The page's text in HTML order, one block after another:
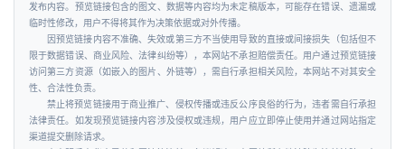
发布内容。预览链接包含的图文、数据等内容均为未定稿版本，可能存在错误、遗漏或
临时性修改，用户不得将其作为决策依据或对外传播。
因预览链接内容不准确、失效或第三方不当使用导致的直接或间接损失（包括但不
限于数据错误、商业风险、法律纠纷等），本网站不承担赔偿责任。用户通过预览链接
访问第三方资源（如嵌入的图片、外链等），需自行承担相关风险，本网站不对其安全
性、合法性负责。
禁止将预览链接用于商业推广、侵权传播或违反公序良俗的行为，违者需自行承担
法律责任。如发现预览链接内容涉及侵权或违规，用户应立即停止使用并通过网站指定
渠道提交删除请求。